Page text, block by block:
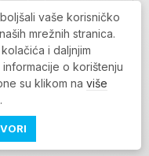
vaše korisničko
mrežnih stranica.
i daljnjim
o korištenju
su klikom na više
.